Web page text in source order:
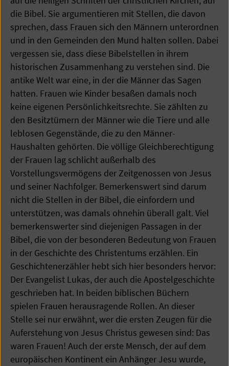
die Bibel. Sie argumentieren mit Stellen, die davon
sprechen, dass Frauen sich den Männern unterordnen
und in den Gemeinden den Mund halten sollen. Dabei
vergessen sie, dass diese Bibelstellen in ihrem
historischen Zusammenhang zu verstehen sind. Die
antike Welt war eine, in der die Männer das Sagen
hatten. Frauen wie Kinder besaßen damals noch
keine eigenen Persönlichkeitsrechte. Sie zählten zu
den Besitztümern der Männer wie die Tiere und alle
leblosen Gegenstände, die zu den Männer-
Haushalten gehörten. Die völlige Gleichberechtigung
der Frauen lag schlicht außerhalb des
Vorstellungsvermögens der Zeitgenossen von Jesus
und seiner Nachfolger. Bemerkenswert sind darum
nicht die Stellen in der Bibel, die einfordern und
unterstützen, was damals ohnehin überall galt. Viel
bemerkenswerter sind diejenigen Passagen in der
Bibel, die von der besonderen Bedeutung von Frauen
in der Geschichte des Christentums erzählen. Ein
Geschichtenerzähler hebt sich hier besonders hervor:
Der Evangelist Lukas, der auch die Apostelgeschichte
geschrieben hat. In beiden biblischen Büchern
spielen Frauen herausragende Rollen. An dieser
Stelle sei nur erwähnt, wer die ersten Zeugen für die
Auferstehung von Jesus Christus gewesen sind: Das
waren Frauen! Auch der erste Mensch, der auf dem
europäischen Kontinent ein Anhänger Jesu wurde,